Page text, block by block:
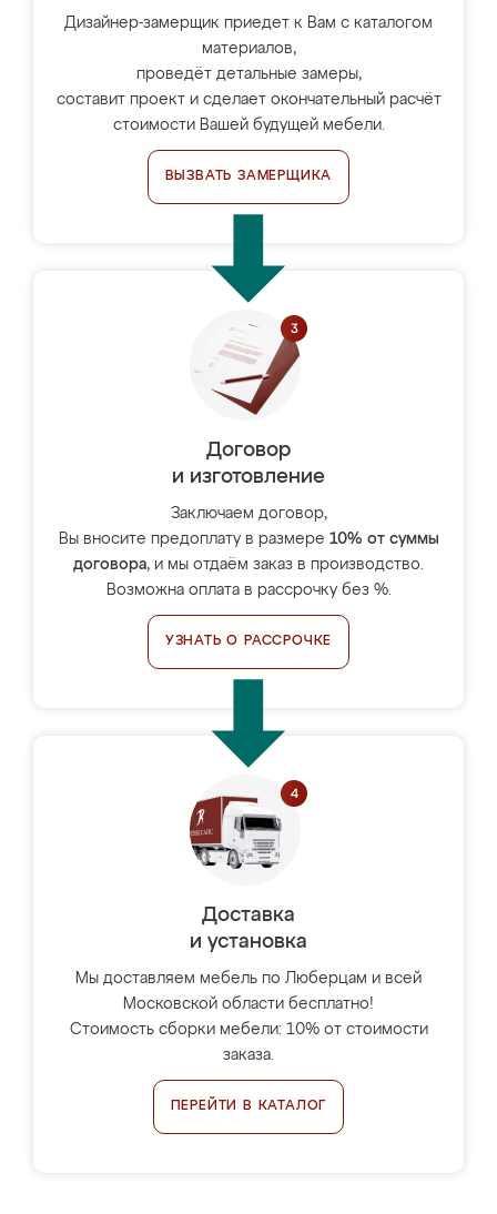
Дизайнер-замерщик приедет к Вам с каталогом
материалов,
проведёт детальные замеры,
составит проект и сделает окончательный расчёт
стоимости Вашей будущей мебели.
ВЫЗВАТЬ ЗАМЕРЩИКА
Договор
и изготовление
Заключаем договор,
Вы вносите предоплату в размере 10% от суммы
договора, и мы отдаём заказ в производство.
Возможна оплата в рассрочку без %.
УЗНАТЬ О РАССРОЧКЕ
Доставка
и установка
Мы доставляем мебель по Люберцам и всей
Московской области бесплатно!
Стоимость сборки мебели: 10% от стоимости
заказа.
ПЕРЕЙТИ В КАТАЛОГ